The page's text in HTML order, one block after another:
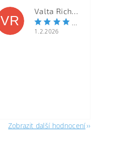
VR
Valta Richard
1.2.2026
Zobrazit další hodnocení